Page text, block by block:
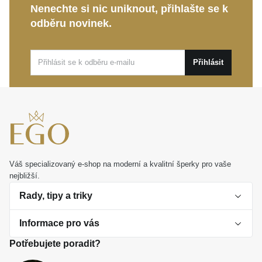
Rukopis MOISS:Spojení vytříbeného vkusu a citu
pro detail, které zaručuje pocity výjimečnosti.
volbou pro každodenní nošení i jako
nezapomenutelný osobní dárek, který potěší. Stane
se tichým, ale zářivým společníkem pro všechny vaše
Nenechte si nic uniknout, přihlašte se k
odběru novinek.
Přihlásit
Váš specializovaný e-shop na moderní a kvalitní šperky pro vaše
nejbližší.
Rady, tipy a triky
O perlách
Jak vybrat perlový šperk
Informace pro vás
Potřebujete poradit?